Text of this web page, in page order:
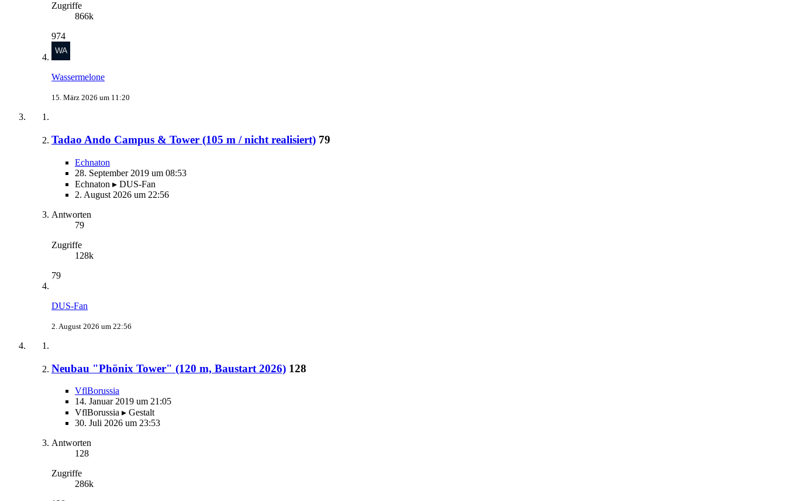
Zugriffe
866k
974
Wassermelone
15. März 2026 um 11:20
Tadao Ando Campus & Tower (105 m / nicht realisiert) 79
Echnaton
28. September 2019 um 08:53
Echnaton ▸ DUS-Fan
2. August 2026 um 22:56
Antworten
79
Zugriffe
128k
79
DUS-Fan
2. August 2026 um 22:56
Neubau "Phönix Tower" (120 m, Baustart 2026) 128
VflBorussia
14. Januar 2019 um 21:05
VflBorussia ▸ Gestalt
30. Juli 2026 um 23:53
Antworten
128
Zugriffe
286k